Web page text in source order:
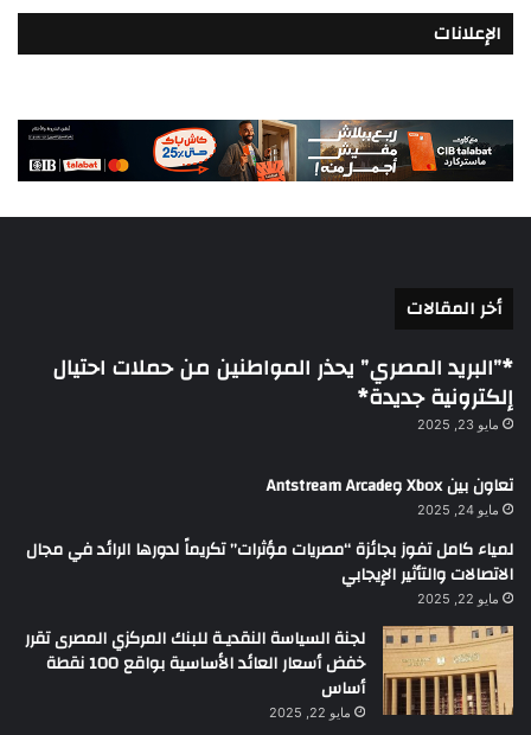
الإعلانات
أخر المقالات
*”البريد المصري” يحذر المواطنين من حملات احتيال
إلكترونية جديدة*
مايو 23, 2025
تعاون بين Xbox وAntstream Arcade
مايو 24, 2025
لمياء كامل تفوز بجائزة “مصريات مؤثرات” تكريماً لدورها الرائد في مجال
الاتصالات والتأثير الإيجابي
مايو 22, 2025
لجنة السياسة النقديـة للبنك المركزي المصرى تقرر
خفض أسعار العائد الأساسية بواقع 100 نقطة
أساس
مايو 22, 2025